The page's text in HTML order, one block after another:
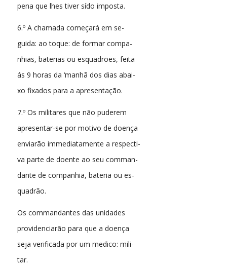
pena que lhes tiver sído imposta.
6.º A chamada começará em se-
guida: ao toque: de formar compa-
nhias, baterias ou esquadrões, feita
ás 9 horas da ‘manhã dos dias abai-
xo fixados para a apresentação.
7.º Os militares que não puderem
apresentar-se por motivo de doença
enviarão immediatamente a respecti-
va parte de doente ao seu comman-
dante de companhia, bateria ou es-
quadrão.
Os commandantes das unidades
providenciarão para que a doença
seja verificada por um medico: mili-
tar.